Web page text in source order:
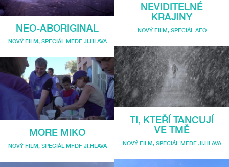
NEO-ABORIGINAL
NOVÝ FILM, SPECIÁL MFDF JI.HLAVA
MORE MIKO
NOVÝ FILM, SPECIÁL MFDF JI.HLAVA
NEVIDITELNÉ
KRAJINY
NOVÝ FILM, SPECIÁL AFO
TI, KTEŘÍ TANCUJÍ
VE TMĚ
NOVÝ FILM, SPECIÁL MFDF JI.HLAVA